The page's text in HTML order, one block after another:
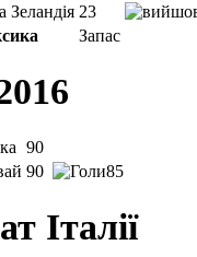
Зеландія 23
Запас
90
90 85
Італії